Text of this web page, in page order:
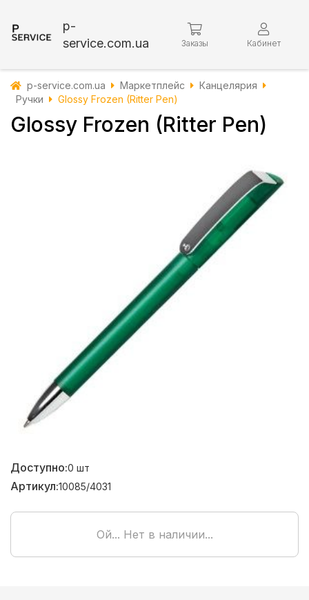
p-
service.com.ua
Заказы Кабинет
p-service.com.ua Маркетплейс
Канцелярия
Ручки
Glossy Frozen (Ritter Pen)
Glossy Frozen (Ritter Pen)
Доступно:0 шт
Артикул:10085/4031
Ой... Нет в наличии...